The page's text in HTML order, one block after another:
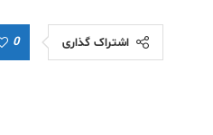
اشتراک گذاری 0